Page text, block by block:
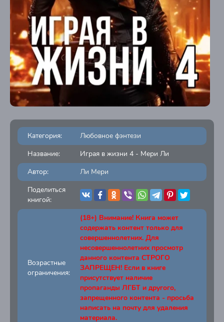
Категория:
Любовное фэнтези
Название:
Играя в жизни 4 - Мери Ли
Автор:
Ли Мери
Поделиться
книгой:
Возрастные
ограничения:
(18+) Внимание! Книга может
содержать контент только для
совершеннолетних. Для
несовершеннолетних просмотр
данного контента СТРОГО
ЗАПРЕЩЕН! Если в книге
присутствует наличие
пропаганды ЛГБТ и другого,
запрещенного контента - просьба
написать на почту для удаления
материала.